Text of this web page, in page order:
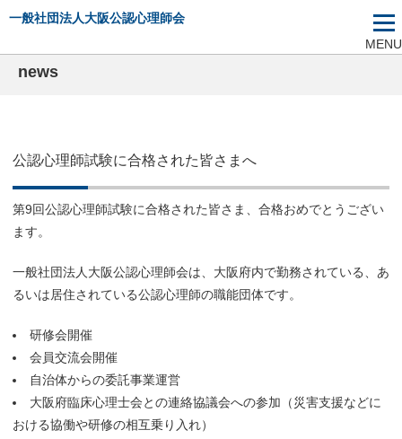
一般社団法人大阪公認心理師会
MENU
news
公認心理師試験に合格された皆さまへ
第9回公認心理師試験に合格された皆さま、合格おめでとうござい
ます。
一般社団法人大阪公認心理師会は、大阪府内で勤務されている、あ
るいは居住されている公認心理師の職能団体です。
研修会開催
会員交流会開催
自治体からの委託事業運営
大阪府臨床心理士会との連絡協議会への参加（災害支援などに
おける協働や研修の相互乗り入れ）